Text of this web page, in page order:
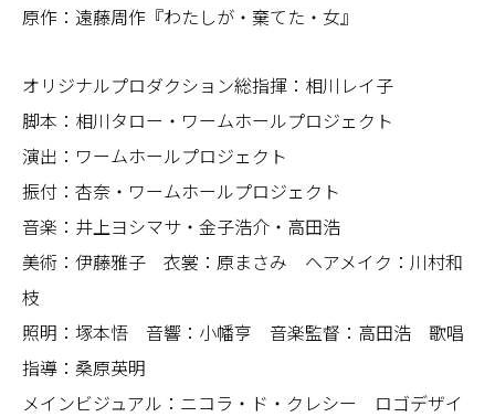
原作：遠藤周作『わたしが・棄てた・女』
オリジナルプロダクション総指揮：相川レイ子
脚本：相川タロー・ワームホールプロジェクト
演出：ワームホールプロジェクト
振付：杏奈・ワームホールプロジェクト
音楽：井上ヨシマサ・金子浩介・高田浩
美術：伊藤雅子 衣裳：原まさみ ヘアメイク：川村和
枝
照明：塚本悟 音響：小幡亨 音楽監督：高田浩 歌唱
指導：桑原英明
メインビジュアル：ニコラ・ド・クレシー ロゴデザイ